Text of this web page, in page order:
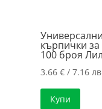
кърпички
100 броя
3.66€ / 7.16
Купи